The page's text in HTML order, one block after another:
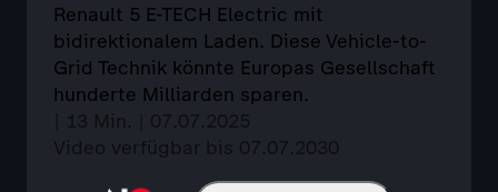
Renault 5 E-TECH Electric mit
bidirektionalem Laden. Diese Vehicle-to-
Grid Technik könnte Europas Gesellschaft
hunderte Milliarden sparen.
| 13 Min. | 07.07.2025
Video verfügbar bis 07.07.2030